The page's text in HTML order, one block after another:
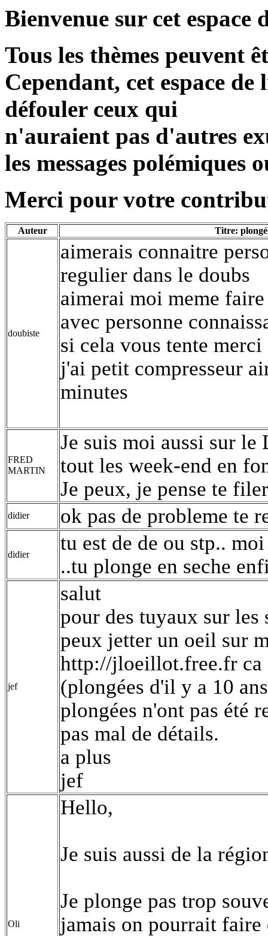
Bienvenue sur cet espace
Tous les thèmes peuvent
Cependant, cet espace
défouler ceux qui
n'auraient pas d'autres
les messages polémiques
Merci pour votre
Auteur Titre:
doubiste
aimerais connaitre
regulier dans le doubs
aimerai moi meme
avec personne
si cela vous tente merci
j'ai petit compresseur
minutes
FRED
MARTIN
Je suis moi aussi sur le
tout les week-end en
Je peux, je pense te
didier ok pas de probleme te
didier
tu est de de ou stp..
..tu plonge en seche
jef
salut
pour des tuyaux sur les
peux jetter un oeil sur
http://jloeillot.free.fr ca
(plongées d'il y a 10
plongées n'ont pas été
pas mal de détails.
a plus
jef
Oli
Hello,
Je suis aussi de la
Je plonge pas trop
jamais on pourrait faire